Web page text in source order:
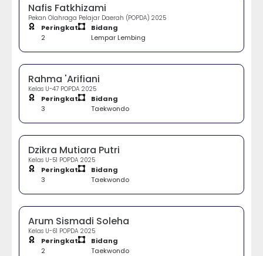
Nafis Fatkhizami
Pekan Olahraga Pelajar Daerah (POPDA) 2025
Peringkat
2
Bidang
Lempar Lembing
Rahma 'Arifiani
Kelas U-47 POPDA 2025
Peringkat
3
Bidang
Taekwondo
Dzikra Mutiara Putri
Kelas U-51 POPDA 2025
Peringkat
3
Bidang
Taekwondo
Arum Sismadi Soleha
Kelas U-61 POPDA 2025
Peringkat
2
Bidang
Taekwondo